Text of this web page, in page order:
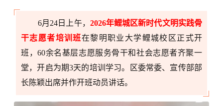
6月24日上午， 2026年鲤城区新时代文明实践骨
干志愿者培训班在黎明职业大学鲤城校区正式开
班，60余名基层志愿服务骨干和社会志愿者齐聚一
堂，开启为期3天的培训学习。区委常委、宣传部部
长陈颖出席并作开班动员讲话。